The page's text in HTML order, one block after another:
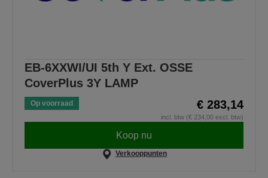
EB-6XXWI/UI 5th Y Ext. OSSE
CoverPlus 3Y LAMP
Op voorraad € 283,14
incl. btw (€ 234,00 excl. btw)
Koop nu
Verkooppunten